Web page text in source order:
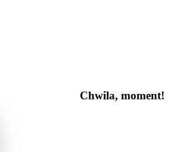
Chwila, moment!